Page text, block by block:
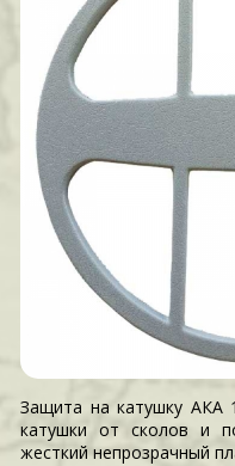
Защита на катушку АКА
катушки от сколов и
жесткий непрозрачный